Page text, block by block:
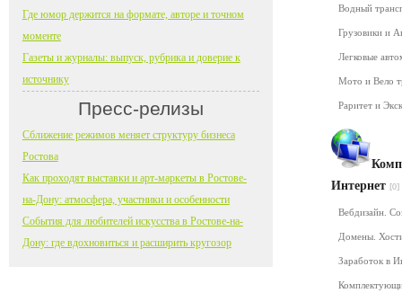
Водный
Грузовики и
Легковые
Мото и Вело
Раритет и
Интернет [0]
Вебдизайн.
Домены.
Заработок в
Где юмор держится на формате, авторе и точном
моменте
Газеты и журналы: выпуск, рубрика и доверие к
источнику
Пресс-релизы
Сближение режимов меняет структуру бизнеса
Ростова
Как проходят выставки и арт-маркеты в Ростове-
на-Дону: атмосфера, участники и особенности
События для любителей искусства в Ростове-на-
Дону: где вдохновиться и расширить кругозор